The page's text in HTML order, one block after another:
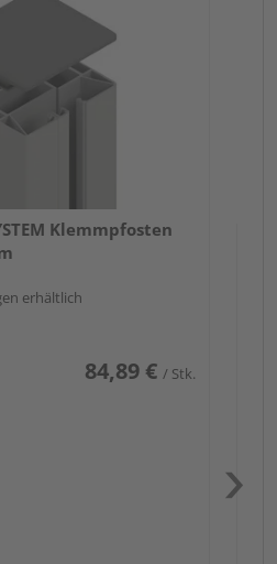
Klemmpfosten
erhältlich
84,89 € / Stk.